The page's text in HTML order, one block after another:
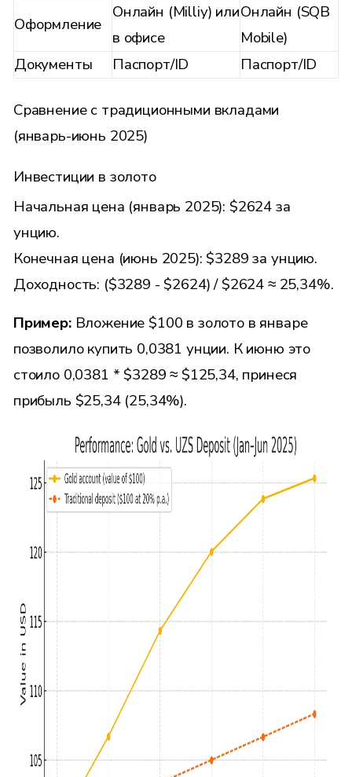
Оформление
Онлайн (Milliy) или
в офисе
Онлайн (SQB
Mobile)
Документы
Паспорт/ID Паспорт/ID
Сравнение с традиционными вкладами
(январь-июнь 2025)
Инвестиции в золото
Начальная цена (январь 2025): $2624 за
унцию.
Конечная цена (июнь 2025): $3289 за унцию.
Доходность: ($3289 - $2624) / $2624 ≈ 25,34%.
Пример:Вложение $100 в золото в январе
позволило купить 0,0381 унции. К июню это
стоило 0,0381 * $3289 ≈ $125,34, принеся
прибыль $25,34 (25,34%).